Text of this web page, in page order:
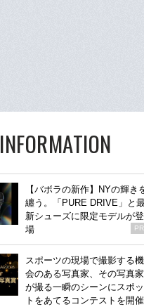
INFORMATION
【バボラの新作】NYの輝き
纏う。「PURE DRIVE」と
新シューズに限定モデルが登
場
PR
スポーツの現場で撮影する機
会のある写真家、その写真家
が撮る一瞬のシーンにスポッ
トをあてるコンテストを開催